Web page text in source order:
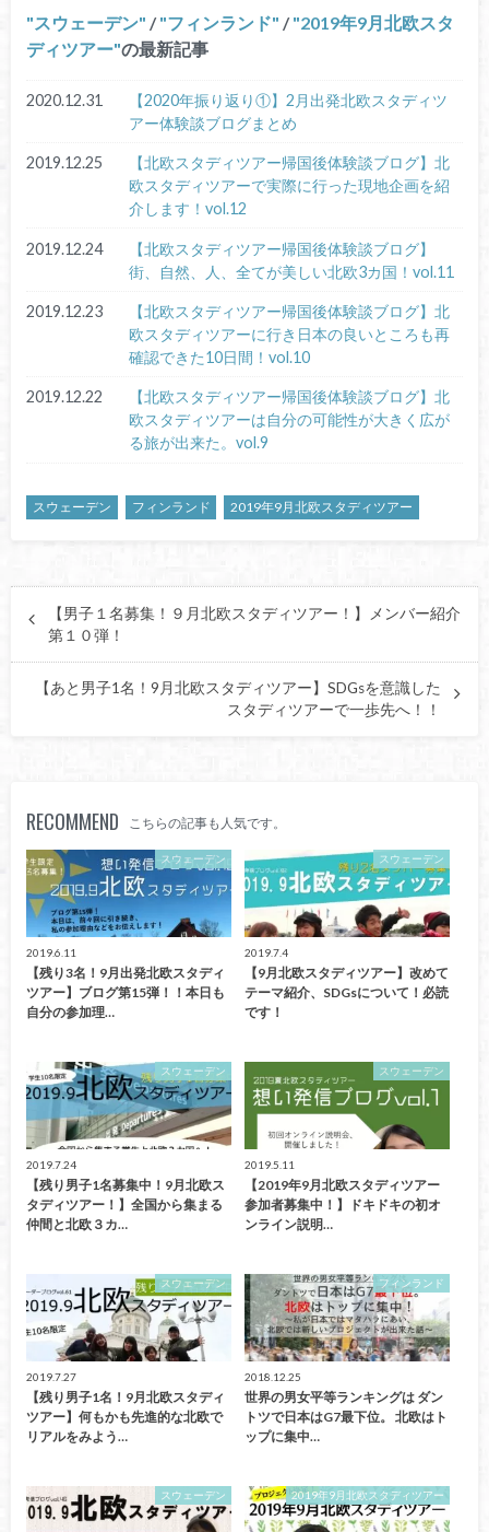
スウェーデン / フィンランド / 2019年9月北欧スタ
ディツアー の最新記事
2020.12.31
【2020年振り返り①】2月出発北欧スタディツ
アー体験談ブログまとめ
2019.12.25
【北欧スタディツアー帰国後体験談ブログ】北
欧スタディツアーで実際に行った現地企画を紹
介します！vol.12
2019.12.24
【北欧スタディツアー帰国後体験談ブログ】
街、自然、人、全てが美しい北欧3カ国！vol.11
2019.12.23
【北欧スタディツアー帰国後体験談ブログ】北
欧スタディツアーに行き日本の良いところも再
確認できた10日間！vol.10
2019.12.22
【北欧スタディツアー帰国後体験談ブログ】北
欧スタディツアーは自分の可能性が大きく広が
る旅が出来た。vol.9
スウェーデン フィンランド 2019年9月北欧スタディツアー
【男子１名募集！９月北欧スタディツアー！】メンバー紹介
第１０弾！
【あと男子1名！9月北欧スタディツアー】SDGsを意識した
スタディツアーで一歩先へ！！
RECOMMEND こちらの記事も人気です。
スウェーデン
2019.6.11
【残り3名！9月出発北欧スタディ
ツアー】ブログ第15弾！！本日も
自分の参加理…
スウェーデン
2019.7.4
【9月北欧スタディツアー】改めて
テーマ紹介、SDGsについて！必読
です！
スウェーデン
2019.7.24
【残り男子1名募集中！9月北欧ス
タディツアー！】全国から集まる
仲間と北欧３カ…
スウェーデン
2019.5.11
【2019年9月北欧スタディツアー
参加者募集中！】ドキドキの初オ
ンライン説明…
スウェーデン
2019.7.27
【残り男子1名！9月北欧スタディ
ツアー】何もかも先進的な北欧で
リアルをみよう…
フィンランド
2018.12.25
世界の男女平等ランキングは ダン
トツで日本はG7最下位。 北欧はト
ップに集中…
スウェーデン 2019年9月北欧スタディツアー